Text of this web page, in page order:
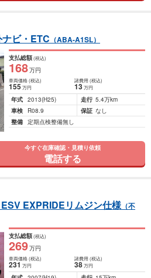
ビ・ETC （ABA-A1SL）
支払総額(税込)
168万円
車両価格(税込)
155万円
諸費用 (税込)
13 万円
年式 2013(H25) 走行 5.4万km
車検
R08.9 保証 なし
整備 定期点検整備無し
今すぐ在庫確認・見積り依頼
電話する
EXPRIDEリムジン仕様（不
支払総額(税込)
269万円
車両価格(税込)
231万円
諸費用 (税込)
38 万円